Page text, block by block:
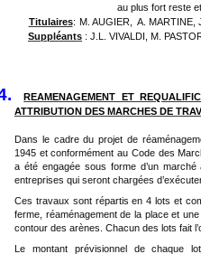
au plus fort reste et
Titulaires: M. AUGIER, A. MARTINE,
Suppléants : J.L. VIVALDI, M.
REAMENAGEMENT ET
ATTRIBUTION DES MARCHES DE
Dans le cadre du projet de
1945 et conformément au Code des
a été engagée sous forme d’un
entreprises qui seront chargées
Ces travaux sont répartis en 4 lots et
ferme, réaménagement de la place et
contour des arènes. Chacun des lots fait
Le montant prévisionnel de chaque